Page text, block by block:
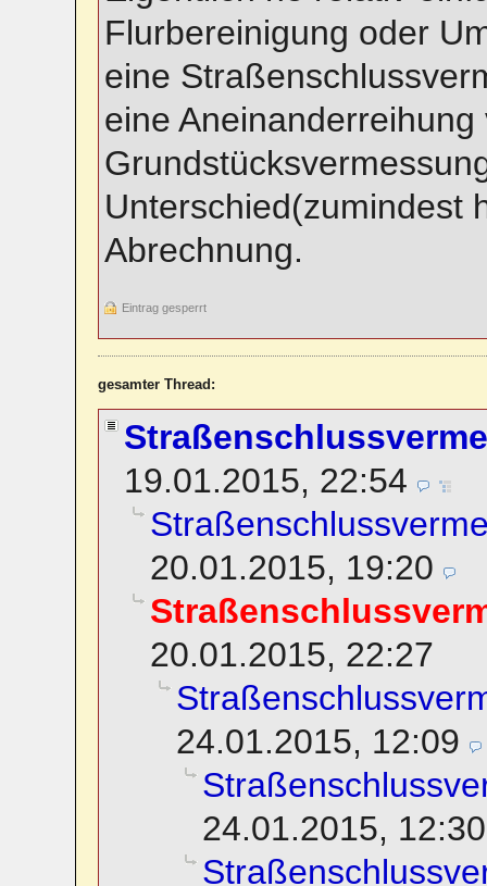
Flurbereinigung oder
eine
eine
Unterschied(zumindest
Abrechnung.
Eintrag gesperrt
gesamter Thread:
19.01.2015, 22:54
20.01.2015, 19:20
20.01.2015, 22:27
24.01.2015, 12:09
24.01.2015, 12:30